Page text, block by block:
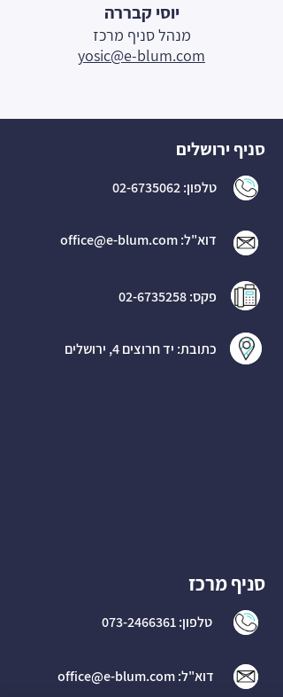
יוסי קבררה
מנהל סניף מרכז
yosic@e-blum.com
סניף ירושלים
טלפון:02-6735062
דוא"ל:office@e-blum.com
פקס:02-6735258
כתובת: יד חרוצים 4, ירושלים
סניף מרכז
טלפון:073-2466361
דוא"ל:office@e-blum.com